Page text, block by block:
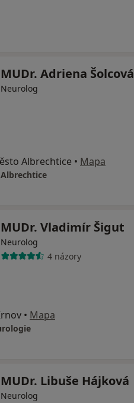
MUDr. Adriena Šolcová
Neurolog
Albrechtice • Mapa
MUDr. Vladimír Šigut
Neurolog
4 názory
• Mapa
MUDr. Libuše Hájková
Neurolog